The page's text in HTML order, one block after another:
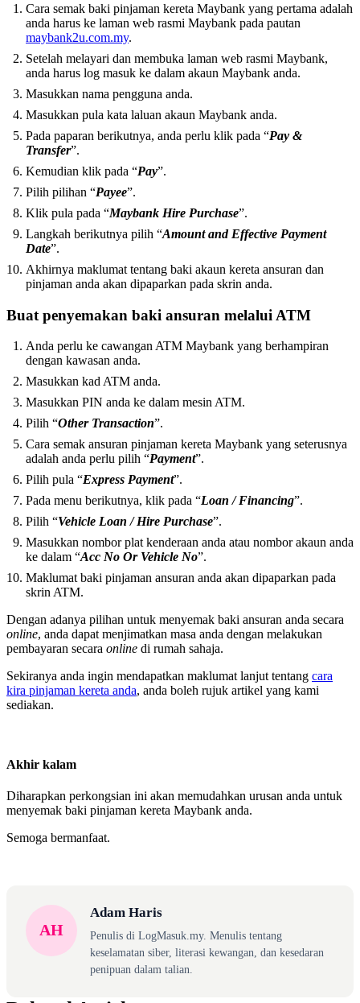
Cara semak baki pinjaman kereta Maybank yang pertama adalah
anda harus ke laman web rasmi Maybank pada pautan
maybank2u.com.my.
Setelah melayari dan membuka laman web rasmi Maybank,
anda harus log masuk ke dalam akaun Maybank anda.
Masukkan nama pengguna anda.
Masukkan pula kata laluan akaun Maybank anda.
Pada paparan berikutnya, anda perlu klik pada “Pay &
Transfer”.
Kemudian klik pada “Pay”.
Pilih pilihan “Payee”.
Klik pula pada “Maybank Hire Purchase”.
Langkah berikutnya pilih “Amount and Effective Payment
Date”.
Akhirnya maklumat tentang baki akaun kereta ansuran dan
pinjaman anda akan dipaparkan pada skrin anda.
Buat penyemakan baki ansuran melalui ATM
Anda perlu ke cawangan ATM Maybank yang berhampiran
dengan kawasan anda.
Masukkan kad ATM anda.
Masukkan PIN anda ke dalam mesin ATM.
Pilih “Other Transaction”.
Cara semak ansuran pinjaman kereta Maybank yang seterusnya
adalah anda perlu pilih “Payment”.
Pilih pula “Express Payment”.
Pada menu berikutnya, klik pada “Loan / Financing”.
Pilih “Vehicle Loan / Hire Purchase”.
Masukkan nombor plat kenderaan anda atau nombor akaun anda
ke dalam “Acc No Or Vehicle No”.
Maklumat baki pinjaman ansuran anda akan dipaparkan pada
skrin ATM.
Dengan adanya pilihan untuk menyemak baki ansuran anda secara
online, anda dapat menjimatkan masa anda dengan melakukan
pembayaran secara online di rumah sahaja.
Sekiranya anda ingin mendapatkan maklumat lanjut tentang cara
kira pinjaman kereta anda, anda boleh rujuk artikel yang kami
sediakan.
Akhir kalam
Diharapkan perkongsian ini akan memudahkan urusan anda untuk
menyemak baki pinjaman kereta Maybank anda.
Semoga bermanfaat.
AH
Adam Haris
Penulis di LogMasuk.my. Menulis tentang
keselamatan siber, literasi kewangan, dan kesedaran
penipuan dalam talian.